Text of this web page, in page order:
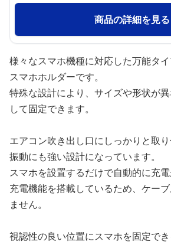
商品の詳細を見る
様々なスマホ機種に対応した万能タ
スマホホルダーです。
特殊な設計により、サイズや形状が
して固定できます。
エアコン吹き出し口にしっかりと取
振動にも強い設計になっています。
スマホを設置するだけで自動的に充
充電機能を搭載しているため、ケー
ません。
視認性の良い位置にスマホを固定で